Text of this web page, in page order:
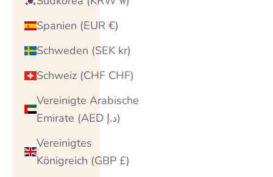
Spanien (EUR €)
Schweden (SEK kr)
Schweiz (CHF CHF)
Vereinigte Arabische
Emirate (AED د.إ)
Vereinigtes
Königreich (GBP £)